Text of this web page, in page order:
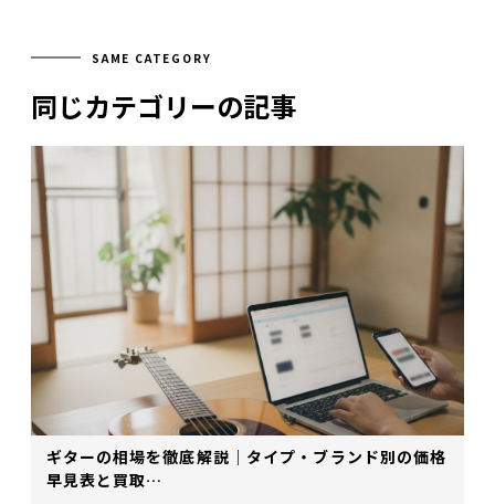
SAME CATEGORY
同じカテゴリーの記事
ギターの相場を徹底解説｜タイプ・ブランド別の価格
早見表と買取…